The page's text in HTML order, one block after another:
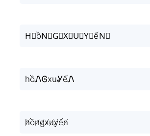
H⃒ồN⃒G⃒X⃒U⃒Y⃒ếN⃒
hồᏁᎶxuᎽếᏁ
h̸ồn̸g̸x̸u̸y̸ến̸